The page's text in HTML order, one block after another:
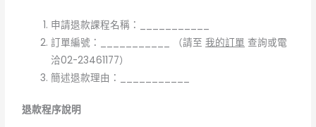
申請退款課程名稱：___________
訂單編號：___________ （請至我的訂單 查詢或電
洽02-23461177）
簡述退款理由：___________
退款程序說明